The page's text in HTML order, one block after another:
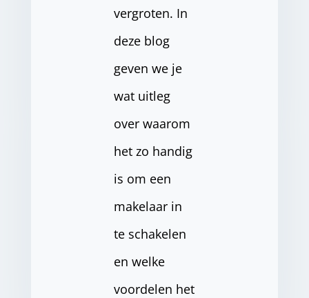
vergroten. In
deze blog
geven we je
wat uitleg
over waarom
het zo handig
is om een
makelaar in
te schakelen
en welke
voordelen het